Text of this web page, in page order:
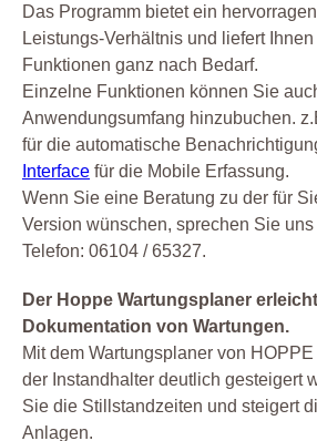
Das Programm bietet ein
Leistungs-Verhältnis und liefert
Funktionen ganz nach Bedarf.
Einzelne Funktionen können Sie
Anwendungsumfang hinzubuchen.
für die automatische
Interface für die Mobile Erfassung.
Wenn Sie eine Beratung zu der für
Version wünschen, sprechen Sie uns
Telefon: 06104 / 65327.
Der Hoppe Wartungsplaner
Dokumentation von Wartungen.
Mit dem Wartungsplaner von
der Instandhalter deutlich gesteigert
Sie die Stillstandzeiten und steigert
Anlagen.